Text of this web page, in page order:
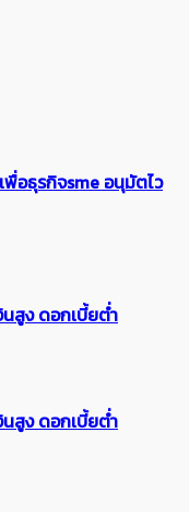
พื่อธุรกิจsme อนุมัตไว
นสูง ดอกเบี้ยต่ำ
นสูง ดอกเบี้ยต่ำ